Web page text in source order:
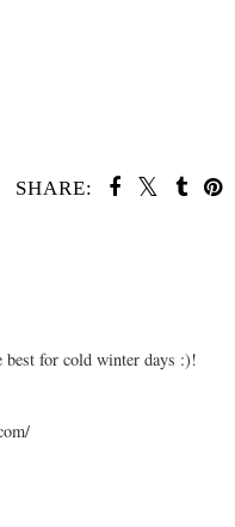
SHARE:
best for cold winter days :)!